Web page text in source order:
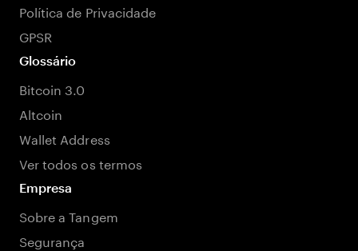
Política de Privacidade
GPSR
Glossário
Bitcoin 3.0
Altcoin
Wallet Address
Ver todos os termos
Empresa
Sobre a Tangem
Segurança